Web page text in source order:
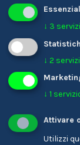
↓ 3 servizi
↓ 2 servizi
↓ 1
Attivare
Utilizzi